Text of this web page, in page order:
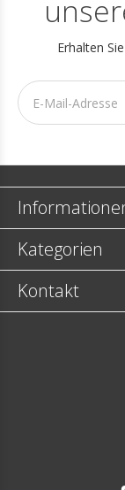
Erhalten
Kategorien
Kontakt